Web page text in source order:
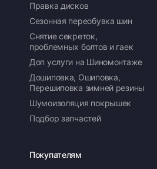
Правка дисков
Сезонная переобувка шин
Снятие секреток,
проблемных болтов и гаек
Доп услуги на Шиномонтаже
Дошиповка, Ошиповка,
Перешиповка зимней резины
Шумоизоляция покрышек
Подбор запчастей
Покупателям